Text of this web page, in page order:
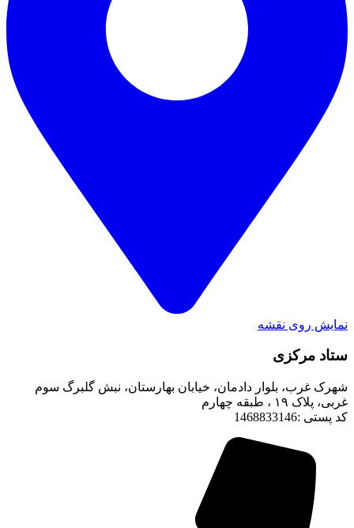
نمایش روی نقشه
ستاد مرکزی
شهرک غرب، بلوار دادمان، خیابان بهارستان، نبش گلبرگ سوم
غربی، پلاک ۱۹ ، طبقه چهارم
کد پستی :1468833146